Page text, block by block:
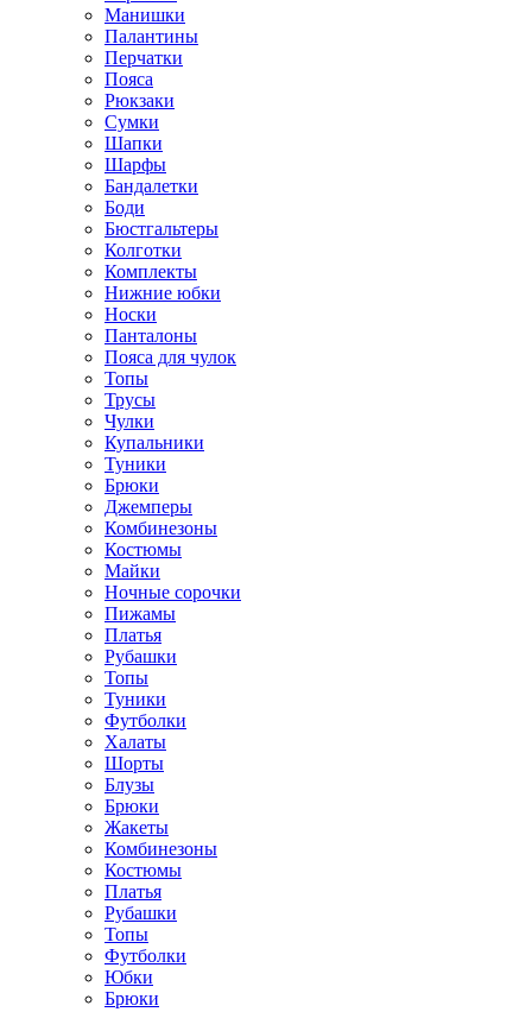
Манишки
Палантины
Перчатки
Пояса
Рюкзаки
Сумки
Шапки
Шарфы
Бандалетки
Боди
Бюстгальтеры
Колготки
Комплекты
Нижние юбки
Носки
Панталоны
Поясa для чулок
Топы
Трусы
Чулки
Купальники
Туники
Брюки
Джемперы
Комбинезоны
Костюмы
Майки
Ночные сорочки
Пижамы
Платья
Рубашки
Топы
Туники
Футболки
Халаты
Шорты
Блузы
Брюки
Жакеты
Комбинезоны
Костюмы
Платья
Рубашки
Топы
Футболки
Юбки
Брюки